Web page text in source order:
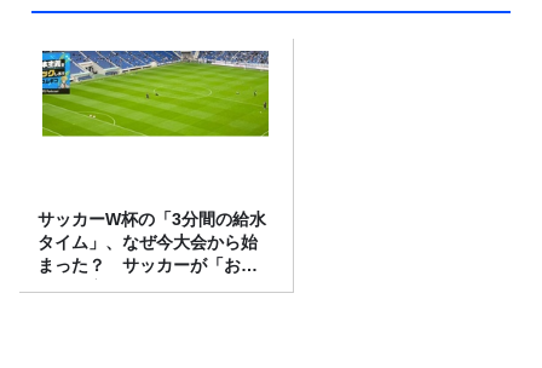
サッカーW杯の「3分間の給水
タイム」、なぜ今大会から始
まった？ サッカーが「お
金」に変わる仕組み